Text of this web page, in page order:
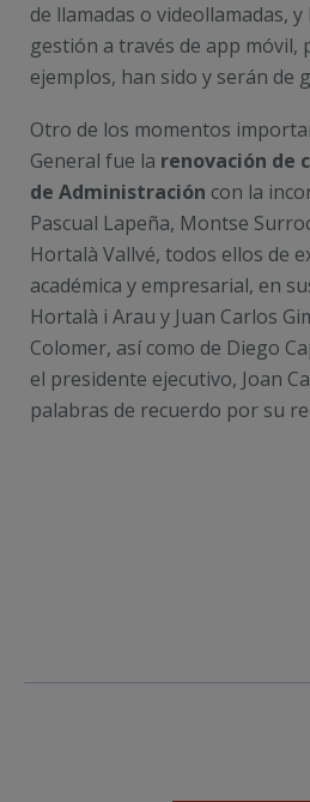
de llamadas o videollamadas,
gestión a través de app
ejemplos, han sido y serán de
Otro de los momentos
General fue la renovación de
de Administración con la
Pascual Lapeña, Montse
Hortalà Vallvé, todos ellos de
académica y empresarial, en
Hortalà i Arau y Juan Carlos
Colomer, así como de Diego
el presidente ejecutivo, Joan
palabras de recuerdo por su